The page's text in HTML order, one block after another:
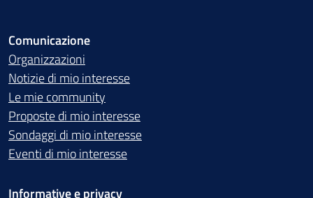
Comunicazione
Organizzazioni
Notizie di mio interesse
Le mie community
Proposte di mio interesse
Sondaggi di mio interesse
Eventi di mio interesse
Informative e privacy